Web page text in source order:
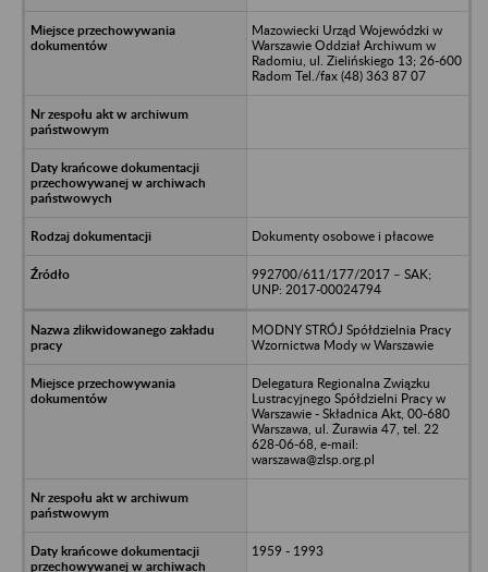
Mazowiecki Urząd Wojewódzki w
Warszawie Oddział Archiwum w
Radomiu, ul. Zielińskiego 13; 26-600
Radom Tel./fax (48) 363 87 07
Dokumenty osobowe i płacowe
992700/611/177/2017 – SAK;
UNP: 2017-00024794
MODNY STRÓJ Spółdzielnia Pracy
Wzornictwa Mody w Warszawie
Delegatura Regionalna Związku
Lustracyjnego Spółdzielni Pracy w
Warszawie - Składnica Akt, 00-680
Warszawa, ul. Żurawia 47, tel. 22
628-06-68, e-mail:
warszawa@zlsp.org.pl
1959 - 1993